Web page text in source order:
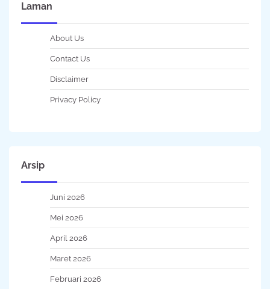
Laman
About Us
Contact Us
Disclaimer
Privacy Policy
Arsip
Juni 2026
Mei 2026
April 2026
Maret 2026
Februari 2026